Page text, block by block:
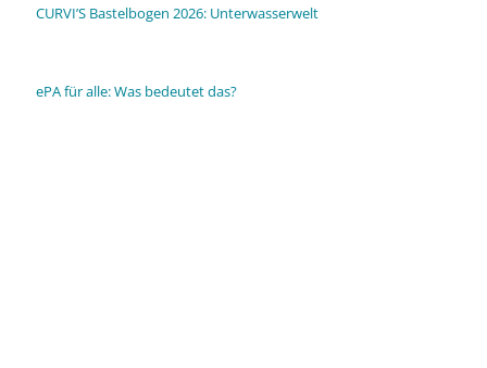
CURVI’S Bastelbogen 2026: Unterwasserwelt
ePA für alle: Was bedeutet das?